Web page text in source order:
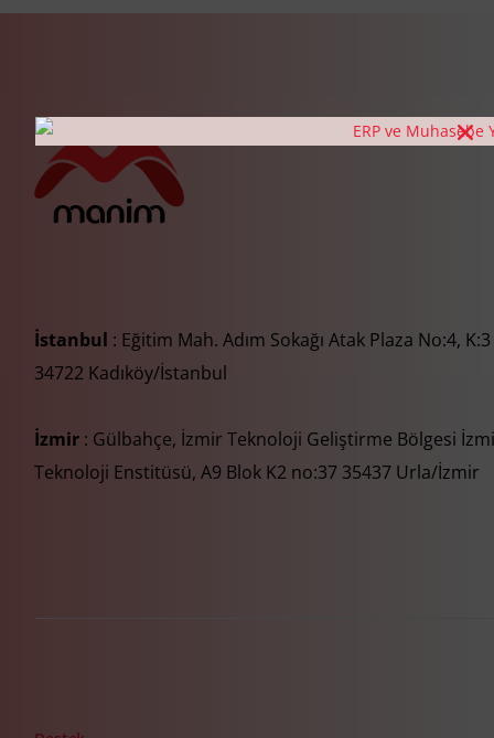
İstanbul : Eğitim Mah. Adım Sokağı Atak Plaza No:4,
34722 Kadıköy/İstanbul
İzmir : Gülbahçe, İzmir Teknoloji Geliştirme Bölgesi
Teknoloji Enstitüsü, A9 Blok K2 no:37 35437 Urla/İzmir